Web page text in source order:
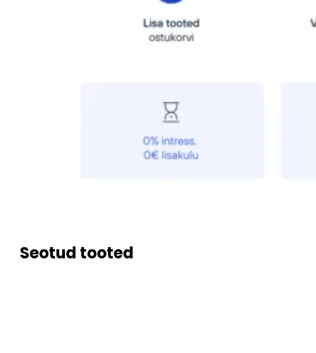
Seotud tooted